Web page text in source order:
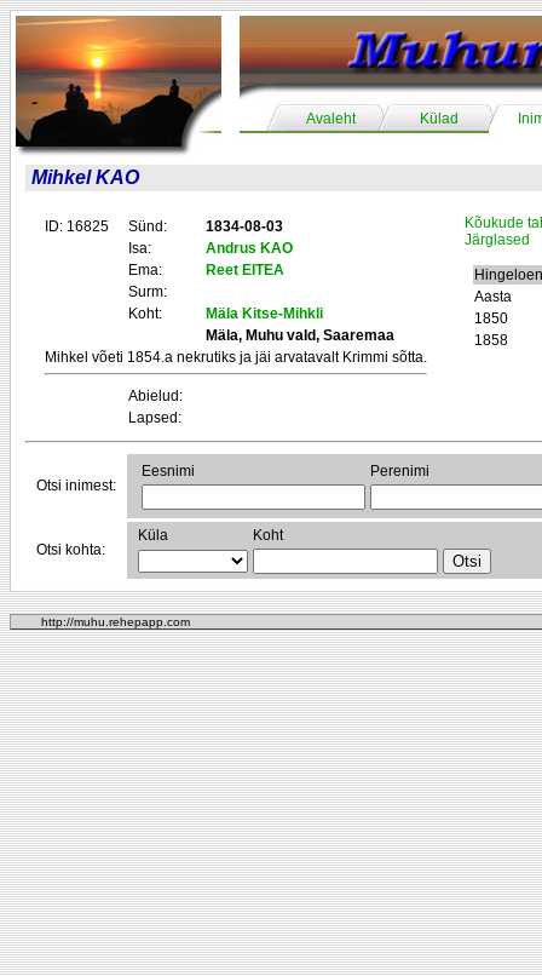
Avaleht Külad
Mihkel KAO
ID: 16825 Sünd:
1834-08-03
Isa:
Andrus KAO
Ema:
Reet EITEA
Surm:
Koht:
Mäla Kitse-Mihkli
Mäla, Muhu vald, Saaremaa
Mihkel võeti 1854.a nekrutiks ja jäi arvatavalt Krimmi sõtta.
Abielud:
Lapsed:
Kõukude
Järglased
Aasta
1850
1858
Otsi inimest:
Eesnimi Perenimi
Otsi kohta:
Küla Koht
http://muhu.rehepapp.com